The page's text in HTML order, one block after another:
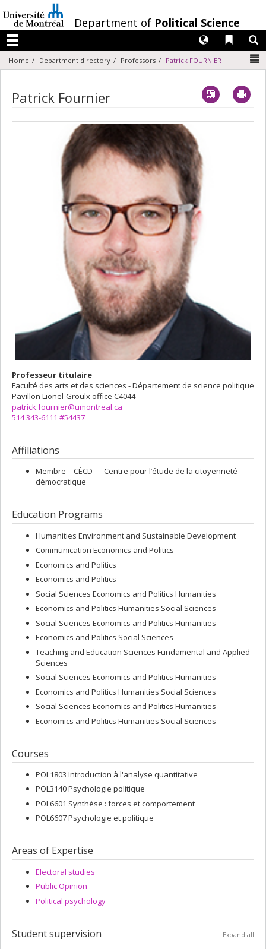
au
contenu
/Department of Political Science
Menu
Liens
Langues
Home Department directory Professors Patrick FOURNIER
Patrick Fournier Vcard
Professeur titulaire
Faculté des arts et des sciences - Département de science politique
Pavillon Lionel-Groulx office C4044
patrick.fournier@umontreal.ca
514 343-6111 #54437
Affiliations
Membre – CÉCD — Centre pour l’étude de la citoyenneté
démocratique
Education Programs
Humanities Environment and Sustainable Development
Communication Economics and Politics
Economics and Politics
Economics and Politics
Social Sciences Economics and Politics Humanities
Economics and Politics Humanities Social Sciences
Social Sciences Economics and Politics Humanities
Economics and Politics Social Sciences
Teaching and Education Sciences Fundamental and Applied
Sciences
Social Sciences Economics and Politics Humanities
Economics and Politics Humanities Social Sciences
Social Sciences Economics and Politics Humanities
Economics and Politics Humanities Social Sciences
Courses
POL1803 Introduction à l'analyse quantitative
POL3140 Psychologie politique
POL6601 Synthèse : forces et comportement
POL6607 Psychologie et politique
Areas of Expertise
Electoral studies
Public Opinion
Political psychology
Student supervision Expand all